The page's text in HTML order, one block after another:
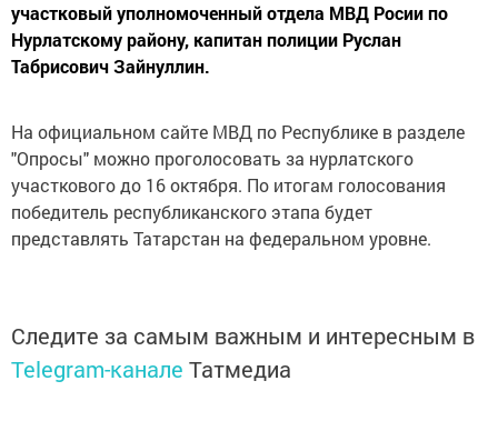
участковый уполномоченный отдела МВД Росии по
Нурлатскому району, капитан полиции Руслан
Табрисович Зайнуллин.
На официальном сайте МВД по Республике в разделе
"Опросы" можно проголосовать за нурлатского
участкового до 16 октября. По итогам голосования
победитель республиканского этапа будет
представлять Татарстан на федеральном уровне.
Следите за самым важным и интересным в
Telegram-канале Татмедиа